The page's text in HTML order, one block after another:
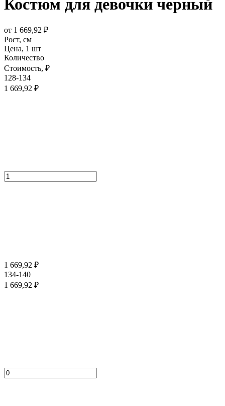
Костюм для девочки черный
от 1 669,92 ₽
Рост, см
Цена, 1 шт
Количество
Стоимость, ₽
128-134
1 669,92 ₽
1 669,92 ₽
134-140
1 669,92 ₽